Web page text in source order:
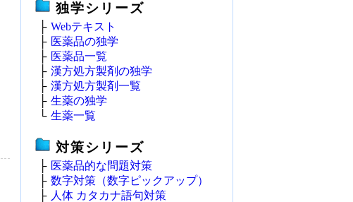
独学シリーズ
├ Webテキスト
├ 医薬品の独学
├ 医薬品一覧
├ 漢方処方製剤の独学
├ 漢方処方製剤一覧
├ 生薬の独学
└ 生薬一覧
対策シリーズ
├ 医薬品的な問題対策
├ 数字対策（数字ピックアップ）
├ 人体 カタカナ語句対策